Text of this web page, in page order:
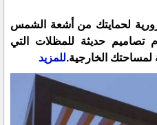
لحمايتك من أشعة الشمس
حديثة للمظلات التي
الخارجية.للمزيد